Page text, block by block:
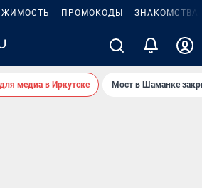
ПРОМОКОДЫ ЗНАКОМСТВА
медиа в Иркутске Мост в Шаманке